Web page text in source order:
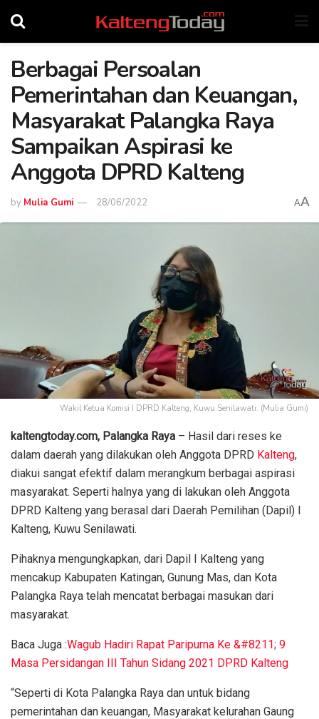
Berbagai Persoalan
Pemerintahan dan Keuangan,
Masyarakat Palangka Raya
Sampaikan Aspirasi ke
Anggota DPRD Kalteng
by Mulia Gumi 28/06/2022 AA
Wakil Ketua Komisi I DPRD Kalteng, Kuwu Senilawati. (Mulia Gumi)
kaltengtoday.com, Palangka Raya – Hasil dari reses ke
dalam daerah yang dilakukan oleh Anggota DPRD Kalteng,
diakui sangat efektif dalam merangkum berbagai aspirasi
masyarakat. Seperti halnya yang di lakukan oleh Anggota
DPRD Kalteng yang berasal dari Daerah Pemilihan (Dapil) I
Kalteng, Kuwu Senilawati.
Pihaknya mengungkapkan, dari Dapil I Kalteng yang
mencakup Kabupaten Katingan, Gunung Mas, dan Kota
Palangka Raya telah mencatat berbagai masukan dari
masyarakat.
Baca Juga :Wagub Hadiri Rapat Paripurna Ke &#8211; 9
Masa Persidangan III Tahun Sidang 2021 DPRD Kalteng
“Seperti di Kota Palangka Raya dan untuk bidang
pemerintahan dan keuangan, Masyarakat kelurahan Gaung